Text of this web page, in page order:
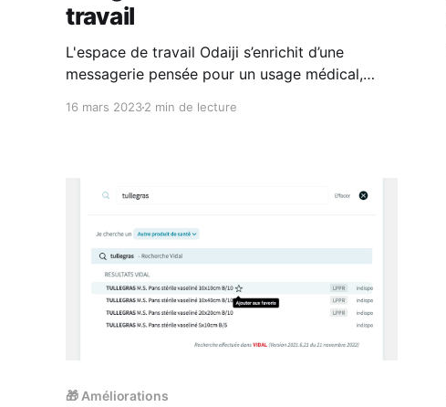
travail
L'espace de travail Odaiji s’enrichit d’une
messagerie pensée pour un usage médical,
16 mars 20232 min de lecture
🎁 Améliorations